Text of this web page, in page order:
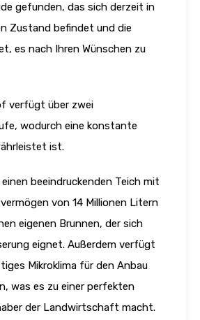
gefunden, das sich derzeit in
Zustand befindet und die
es nach Ihren Wünschen zu
verfügt über zwei
wodurch eine konstante
ist.
beeindruckenden Teich mit
von 14 Millionen Litern
eigenen Brunnen, der sich
eignet. Außerdem verfügt
Mikroklima für den Anbau
was es zu einer perfekten
der Landwirtschaft macht.